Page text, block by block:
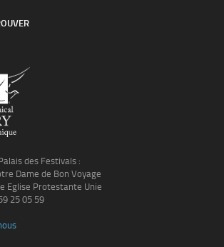
des Festivals :
Dame de Bon Voyage
Eglise Protestante Unie
25 05 59